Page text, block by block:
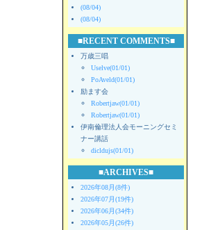
(08/04)
(08/04)
■RECENT COMMENTS■
万歳三唱
Uselve(01/01)
PoAveld(01/01)
励ます会
Robertjaw(01/01)
Robertjaw(01/01)
伊南倫理法人会モーニングセミ
ナー講話
dicldujs(01/01)
■ARCHIVES■
2026年08月(8件)
2026年07月(19件)
2026年06月(34件)
2026年05月(26件)